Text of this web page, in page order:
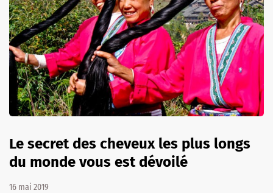
Le secret des cheveux les plus longs
du monde vous est dévoilé
16 mai 2019